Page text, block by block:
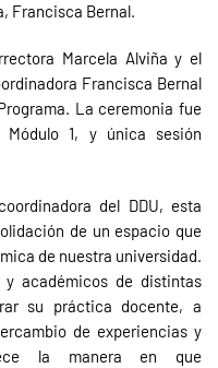
Francisca Bernal.
Marcela Alviña y el
Francisca Bernal
La ceremonia fue
1, y única sesión
del DDU, esta
de un espacio que
de nuestra universidad.
académicos de distintas
su práctica docente, a
de experiencias y
la manera en que